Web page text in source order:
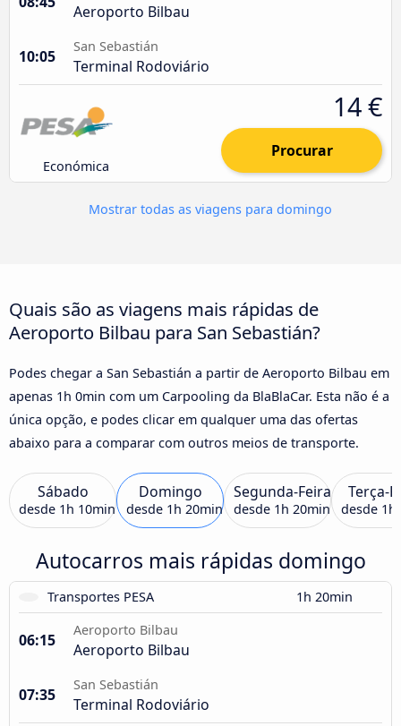
Aeroporto Bilbau
10:05
San Sebastián
Terminal Rodoviário
Económica
14 €
Procurar
Mostrar todas as viagens para domingo
Quais são as viagens mais rápidas de
Aeroporto Bilbau para San Sebastián?
Podes chegar a San Sebastián a partir de Aeroporto Bilbau em
apenas 1h 0min com um Carpooling da BlaBlaCar. Esta não é a
única opção, e podes clicar em qualquer uma das ofertas
abaixo para a comparar com outros meios de transporte.
Sábado
desde 1h 10min
Domingo
desde 1h 20min
Segunda-Feira
desde 1h 20min
Terça-
desde 1h
Autocarros mais rápidas domingo
Transportes PESA 1h 20min
06:15
Aeroporto Bilbau
Aeroporto Bilbau
07:35
San Sebastián
Terminal Rodoviário